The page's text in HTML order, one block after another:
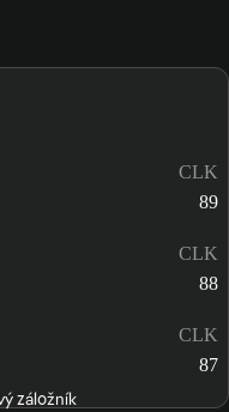
CLK
89
CLK
88
CLK
87
záložník